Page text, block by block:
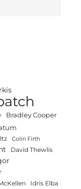
Bradley Cooper
Colin Firth
David Thewlis
Idris Elba